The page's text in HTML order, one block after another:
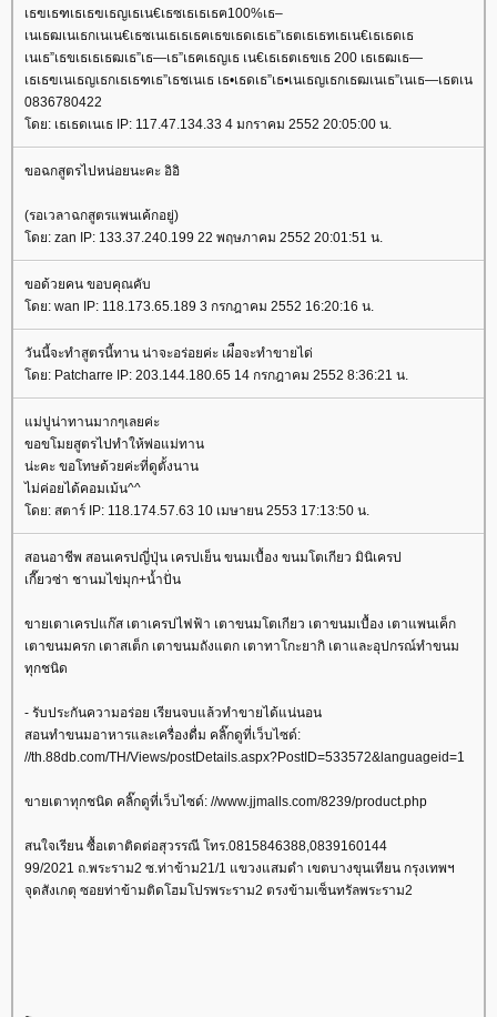
เธฃเธฑเธเธฃเธญเธเน€เธซเธเธเธฅ100%เธ–
เนเธฒเนเธกเนเน€เธซเนเธเธเธฅเธขเธดเธเธ”เธตเธเธทเธเน€เธเธดเธ
เนเธ”เธขเธเธเธฒเธ”เธ—เธ”เธฅเธญเธ เน€เธเธตเธขเธ 200 เธเธฒเธ—
เธเธฃเนเธญเธกเธเธฑเธ”เธชเนเธ เธ•เธดเธ”เธ•เนเธญเธกเธฒเนเธ”เนเธ—เธตเน
0836780422
ดย: เธเธดเนเธ IP: 117.47.134.33 4 มกราคม 2552 20:05:00 น.
ขอฉกสูตรไปหน่อยนะคะ อิอิ
(รอเวลาฉกสูตรแพนเค้กอยู่)
ดย: zan IP: 133.37.240.199 22 พฤษภาคม 2552 20:01:51 น.
ขอด้วยคน ขอบคุณคับ
ดย: wan IP: 118.173.65.189 3 กรกฎาคม 2552 16:20:16 น.
วันนี้จะทำสูตรนี้ทาน น่าจะอร่อยค่ะ เผ่ือจะทำขายได่
ดย: Patcharre IP: 203.144.180.65 14 กรกฎาคม 2552 8:36:21 น.
ม่ปูน่าทานมากๆเลยค่ะ
ขอขโมยสูตรไปทำให้พ่อแม่ทาน
น่ะคะ ขอโทษด้วยค่ะที่ดูตั้งนาน
ไม่ค่อยได้คอมเม้น^^
ดย: สตาร์ IP: 118.174.57.63 10 เมษายน 2553 17:13:50 น.
สอนอาชีพ สอนเครปญี่ปุ่น เครปเย็น ขนมเบื้อง ขนมโตเกียว มินิเครป
เกี๊ยวซ่า ชานมไข่มุก+น้ำปั่น
ขายเตาเครปแก๊ส เตาเครปไฟฟ้า เตาขนมโตเกียว เตาขนมเบื้อง เตาแพนเค็ก
เตาขนมครก เตาสเต็ก เตาขนมถังแตก เตาทาโกะยากิ เตาและอุปกรณ์ทำขนม
ทุกชนิด
- รับประกันความอร่อย เรียนจบแล้วทำขายได้แน่นอน
สอนทำขนมอาหารและเครื่องดื่ม คลิ๊กดูที่เว็บไซด์:
//th.88db.com/TH/Views/postDetails.aspx?PostID=533572&languageid=1
ขายเตาทุกชนิด คลิ๊กดูที่เว็บไซด์: //www.jjmalls.com/8239/product.php
สนใจเรียน ซื้อเตาติดต่อสุวรรณี โทร.0815846388,0839160144
99/2021 ถ.พระราม2 ซ.ท่าข้าม21/1 แขวงแสมดำ เขตบางขุนเทียน กรุงเทพฯ
จุดสังเกตุ ซอยท่าข้ามติดโฮมโปรพระราม2 ตรงข้ามเซ็นทรัลพระราม2